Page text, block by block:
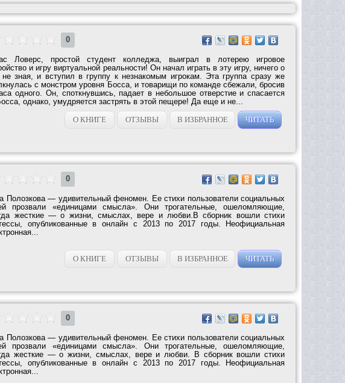
0
Ловерс, простой студент колледжа, выиграл в лотерею игровое
и игру виртуальной реальности! Он начал играть в эту игру, ничего о
не зная, и вступил в группу к незнакомым игрокам. Эта группа сразу же
с монстром уровня Босса, и товарищи по команде сбежали, бросив
одного. Он, споткнувшись, падает в небольшое отверстие и спасается
однако, умудряется застрять в этой пещере! Да еще и не...
О КНИГЕ
ОТЗЫВЫ В ИЗБРАННОЕ ЧИТАТЬ
0
Полозкова — удивительный феномен. Ее стихи пользователи социальных
прозвали «единицами смысла». Они трогательные, ошеломляющие,
жесткие — о жизни, смыслах, вере и любви.В сборник вошли стихи
опубликованные в онлайн с 2013 по 2017 годы. Неофициальная
О КНИГЕ ОТЗЫВЫ В ИЗБРАННОЕ ЧИТАТЬ
0
Полозкова — удивительный феномен. Ее стихи пользователи социальных
прозвали «единицами смысла». Они трогательные, ошеломляющие,
жесткие — о жизни, смыслах, вере и любви. В сборник вошли стихи
опубликованные в онлайн с 2013 по 2017 годы. Неофициальная